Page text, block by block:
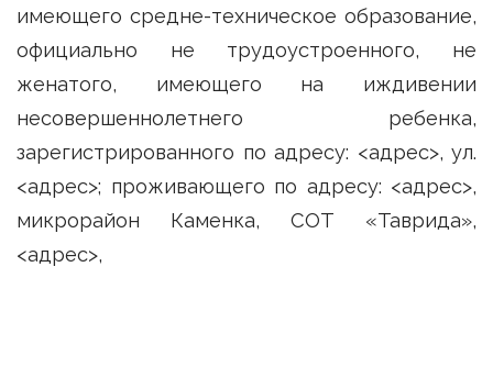
имеющего средне-техническое образование,
официально не трудоустроенного, не
женатого, имеющего на иждивении
несовершеннолетнего ребенка,
зарегистрированного по адресу: <адрес>, ул.
<адрес>; проживающего по адресу: <адрес>,
микрорайон Каменка, СОТ «Таврида»,
<адрес>,